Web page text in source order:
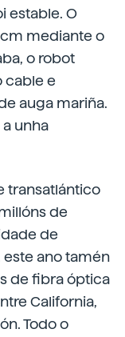
estable. O
mediante o
o robot
cable e
auga mariña.
unha
transatlántico
de
de
este ano tamén
de fibra óptica
California,
Todo o